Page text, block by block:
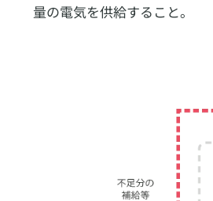
量の電気を供給すること。